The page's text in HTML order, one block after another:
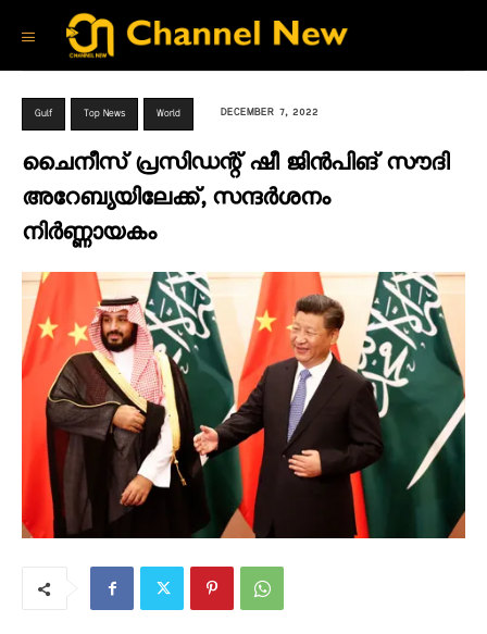
Gulf Top News World DECEMBER 7, 2022
ചൈനീസ് പ്രസിഡന്റ് ഷീ ജിന്‍പിങ് സൗദി
അറേബ്യയിലേക്ക്, സന്ദർശനം
നിർണ്ണായകം